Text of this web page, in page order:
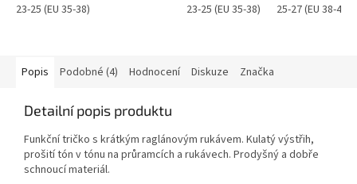
23-25 (EU 35-38)
23-25 (EU 35-38)
25-27 (EU 38-41)
Popis Podobné (4) Hodnocení Diskuze Značka
Detailní popis produktu
Funkční tričko s krátkým raglánovým rukávem. Kulatý výstřih,
prošití tón v tónu na průramcích a rukávech. Prodyšný a dobře
schnoucí materiál.